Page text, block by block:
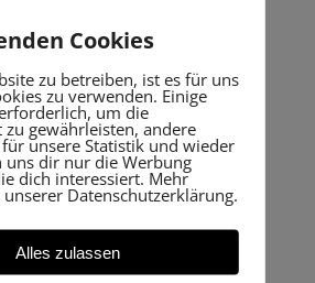
Raum einen frischen
oder Probleme mit
hast, melde dich
finden wir die
dein Zuhause!
#Raumklima #Bauservice
Cookies
zu betreiben, ist es für uns
zu verwenden. Einige
um die
gewährleisten, andere
unsere Statistik und wieder
uns dir nur die Werbung
dich interessiert. Mehr
Datenschutzerklärung.
Alles zulassen